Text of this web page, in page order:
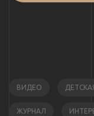
ВИДЕО
ЖУРНАЛ